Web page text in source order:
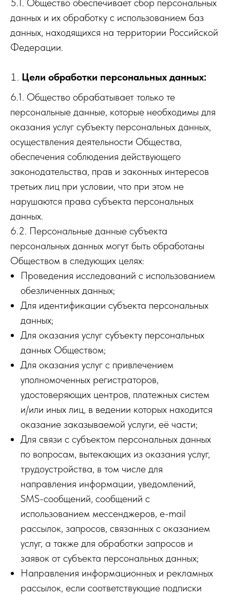
5.1. Общество обеспечивает сбор персональных
данных и их обработку с использованием баз
данных, находящихся на территории Российской
Федерации.
Цели обработки персональных данных:
6.1. Общество обрабатывает только те
персональные данные, которые необходимы для
оказания услуг субъекту персональных данных,
осуществления деятельности Общества,
обеспечения соблюдения действующего
законодательства, прав и законных интересов
третьих лиц при условии, что при этом не
нарушаются права субъекта персональных
данных.
6.2. Персональные данные субъекта
персональных данных могут быть обработаны
Обществом в следующих целях:
Проведения исследований с использованием
обезличенных данных;
Для идентификации субъекта персональных
данных;
Для оказания услуг субъекту персональных
данных Обществом;
Для оказания услуг с привлечением
уполномоченных регистраторов,
удостоверяющих центров, платежных систем
и/или иных лиц, в ведении которых находится
оказание заказываемой услуги, её части;
Для связи с субъектом персональных данных
по вопросам, вытекающих из оказания услуг,
трудоустройства, в том числе для
направления информации, уведомлений,
SMS-сообщений, сообщений с
использованием мессенджеров, e-mail
рассылок, запросов, связанных с оказанием
услуг, а также для обработки запросов и
заявок от субъекта персональных данных;
Направления информационных и рекламных
рассылок, если соответствующие подписки